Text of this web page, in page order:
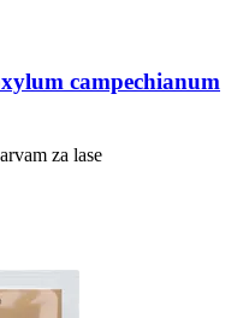
campechianum
za lase